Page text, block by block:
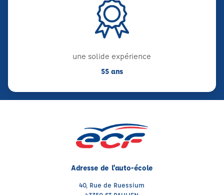
une solide expérience
55 ans
Adresse de l'auto-école
40, Rue de Ruessium